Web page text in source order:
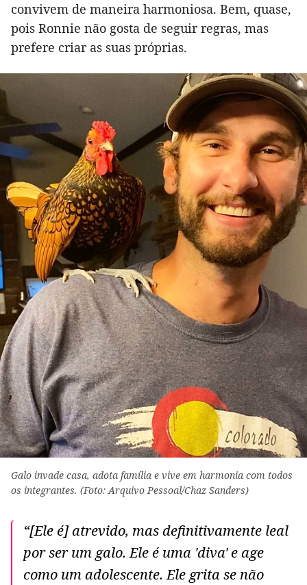
convivem de maneira harmoniosa. Bem, quase,
pois Ronnie não gosta de seguir regras, mas
prefere criar as suas próprias.
Galo invade casa, adota família e vive em harmonia com todos
os integrantes. (Foto: Arquivo Pessoal/Chaz Sanders)
“[Ele é] atrevido, mas definitivamente leal
por ser um galo. Ele é uma 'diva' e age
como um adolescente. Ele grita se não